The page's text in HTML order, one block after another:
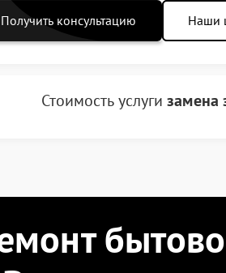
Получить консультацию Наши
Стоимость услугизамена